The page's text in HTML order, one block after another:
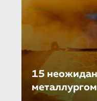
15
металлургом